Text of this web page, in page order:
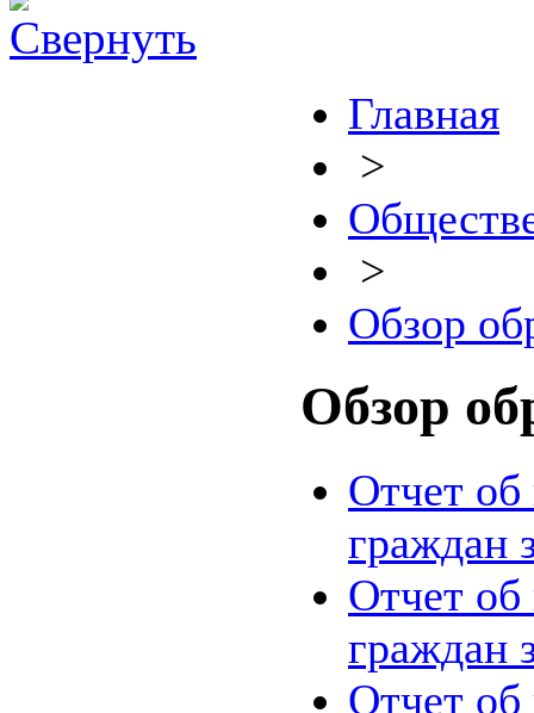
Главная
>
>
Обзор
Обзор
Отчет
граждан
Отчет
граждан
Отчет